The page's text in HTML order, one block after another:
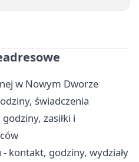
w Nowym Dworze
świadczenia
zasiłki i
kontakt, godziny, wydziały